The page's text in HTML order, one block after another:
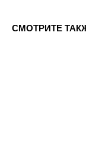
СМОТРИТЕ